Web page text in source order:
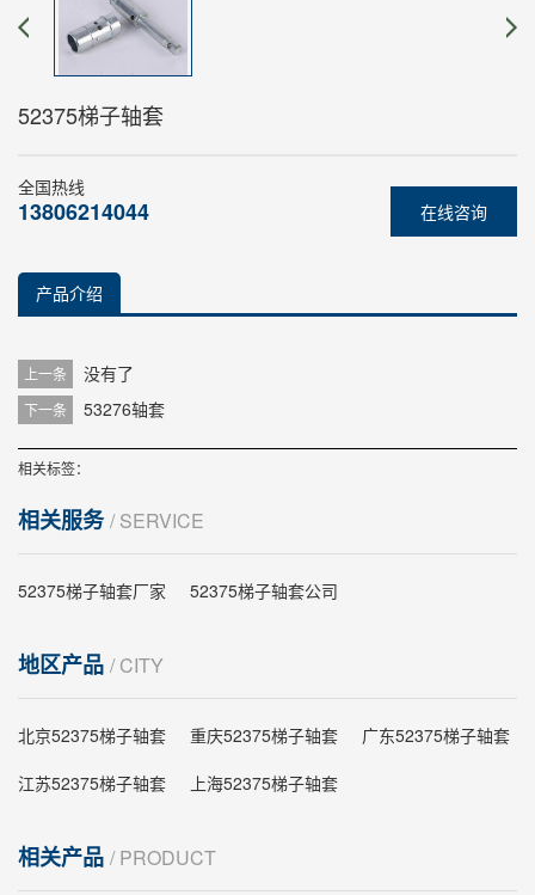
52375梯子轴套
在线咨询
全国热线
13806214044
产品介绍
上一条 没有了
下一条 53276轴套
相关标签：
相关服务/ SERVICE
52375梯子轴套厂家 52375梯子轴套公司
地区产品 / CITY
北京52375梯子轴套 重庆52375梯子轴套
广东52375梯子轴套
江苏52375梯子轴套
上海52375梯子轴套
相关产品 / PRODUCT